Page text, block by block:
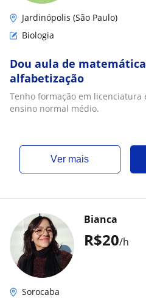
Jardinópolis (São Paulo)
Biologia
Dou aula de
alfabetização
Tenho formação em licenciatura
ensino normal médio.
ver mais
R$20/h
Bianca
Sorocaba